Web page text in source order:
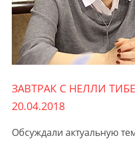
ЗАВТРАК С НЕЛЛИ
20.04.2018
Обсуждали актуальную